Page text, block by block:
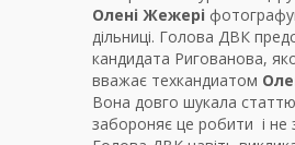
Олені Жежері
дільниці. Голова ДВК
кандидата Ригованова,
вважає техкандиатом
Вона довго шукала
забороняє це робити і не